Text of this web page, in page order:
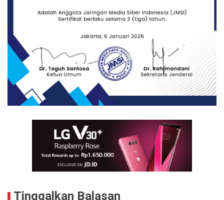
Tinggalkan Balasan